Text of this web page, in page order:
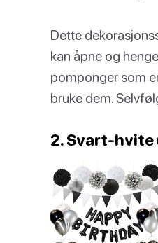
Dette
kan åpne og
pomponger som
bruke dem.
2. Svart-hvite